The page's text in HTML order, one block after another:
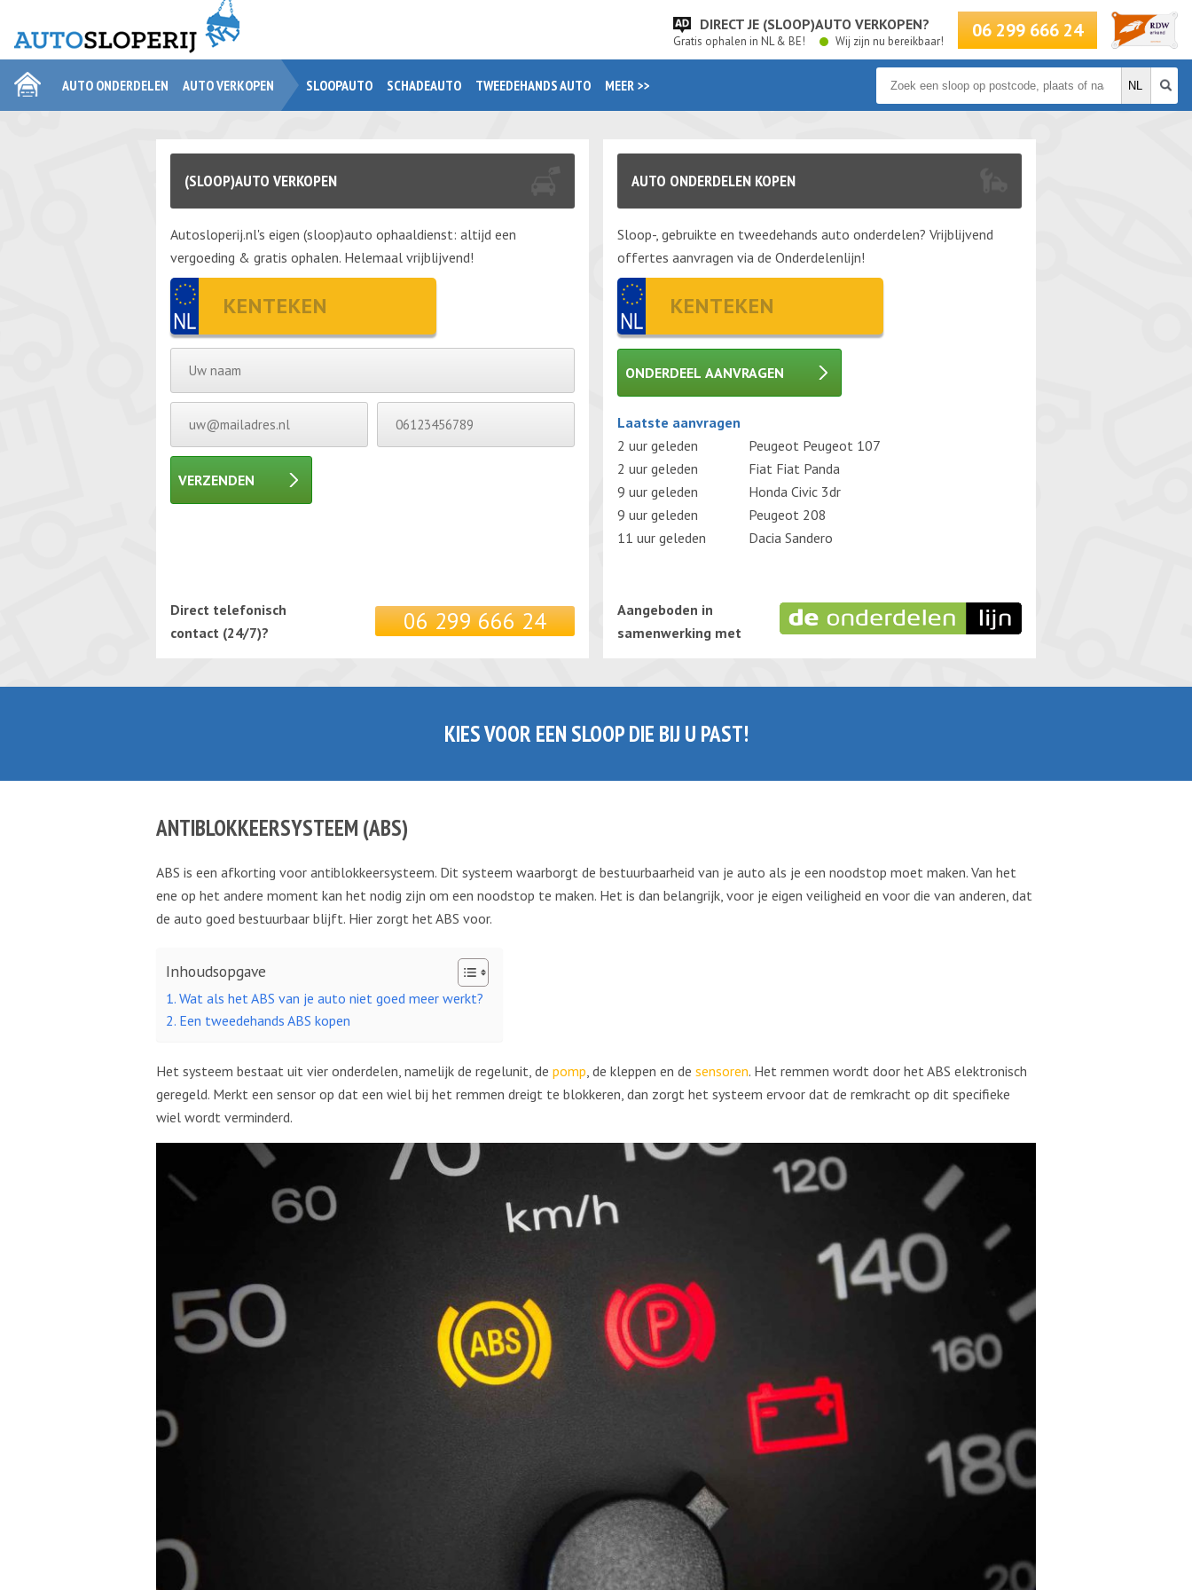
DIRECT JE (SLOOP)AUTO VERKOPEN?
Gratis ophalen in NL & BE! Wij zijn nu bereikbaar! 06 299 666 24
AUTO ONDERDELEN AUTO VERKOPEN SLOOPAUTO SCHADEAUTO TWEEDEHANDS AUTO MEER >>
(SLOOP)AUTO VERKOPEN
Autosloperij.nl's eigen (sloop)auto ophaaldienst: altijd een
vergoeding & gratis ophalen. Helemaal vrijblijvend!
VERZENDEN
Direct telefonisch
contact (24/7)?
06 299 666 24
AUTO ONDERDELEN KOPEN
Sloop-, gebruikte en tweedehands auto onderdelen? Vrijblijvend
offertes aanvragen via de Onderdelenlijn!
ONDERDEEL AANVRAGEN
Gelieve dit veld leeg te laten.
Laatste aanvragen
2 uur geleden
Peugeot Peugeot 107
2 uur geleden
Fiat Fiat Panda
9 uur geleden
Honda Civic 3dr
9 uur geleden
Peugeot 208
11 uur geleden
Dacia Sandero
Aangeboden in
samenwerking met
KIES VOOR EEN SLOOP DIE BIJ U PAST!
ANTIBLOKKEERSYSTEEM (ABS)
ABS is een afkorting voor antiblokkeersysteem. Dit systeem waarborgt de bestuurbaarheid van je auto als je een noodstop moet maken. Van het
ene op het andere moment kan het nodig zijn om een noodstop te maken. Het is dan belangrijk, voor je eigen veiligheid en voor die van anderen, dat
de auto goed bestuurbaar blijft. Hier zorgt het ABS voor.
Inhoudsopgave
Wat als het ABS van je auto niet goed meer werkt?
Een tweedehands ABS kopen
Het systeem bestaat uit vier onderdelen, namelijk de regelunit, de pomp, de kleppen en de sensoren. Het remmen wordt door het ABS elektronisch
geregeld. Merkt een sensor op dat een wiel bij het remmen dreigt te blokkeren, dan zorgt het systeem ervoor dat de remkracht op dit specifieke
wiel wordt verminderd.